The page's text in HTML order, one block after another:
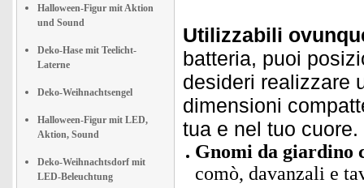
Halloween-Figur mit Aktion
und Sound
Deko-Hase mit Teelicht-
Laterne
Deko-Weihnachtsengel
Halloween-Figur mit LED,
Aktion, Sound
Deko-Weihnachtsdorf mit
LED-Beleuchtung
Utilizzabili
batteria, puoi
desideri realizzare
dimensioni
tua e nel tuo cuore.
Gnomi da giardino
comò, davanzali e